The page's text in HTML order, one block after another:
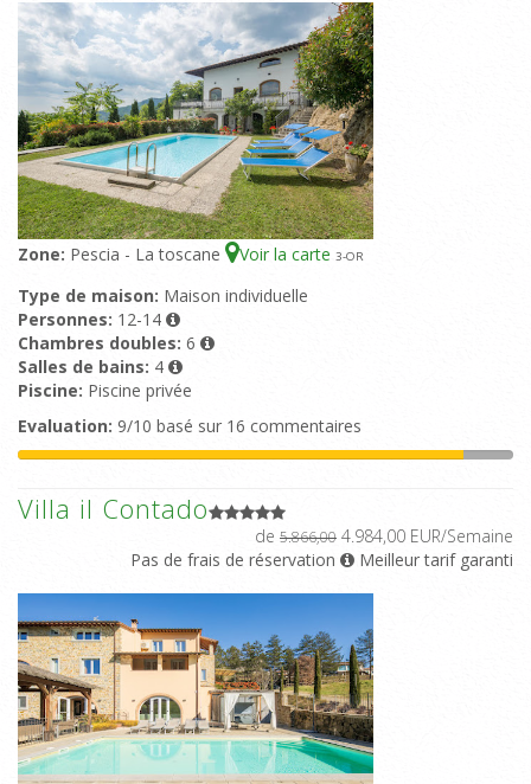
Zone: Pescia - La toscane Voir la carte 3-OR
Type de maison: Maison individuelle
Personnes: 12-14
Chambres doubles: 6
Salles de bains: 4
Piscine: Piscine privée
Evaluation: 9/10 basé sur 16 commentaires
Villa il Contado
de 5.866,00 4.984,00 EUR/Semaine
Pas de frais de réservation
Meilleur tarif garanti